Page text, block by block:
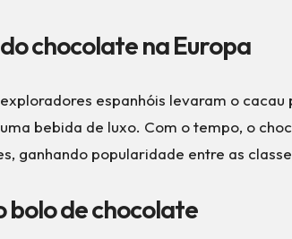
chocolate na Europa
espanhóis levaram o
bebida de luxo. Com o tempo, o
ganhando popularidade entre as
bolo de chocolate